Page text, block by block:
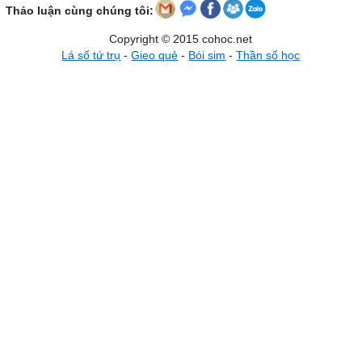
Thảo luận cùng chúng tôi:
Copyright © 2015 cohoc.net
Lá số tứ trụ -Gieo quẻ - Bói sim -Thần số học